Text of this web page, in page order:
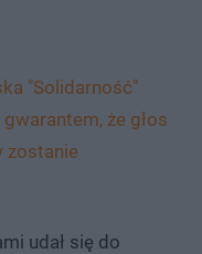
"Solidarność"
że głos
zostanie
udał się do